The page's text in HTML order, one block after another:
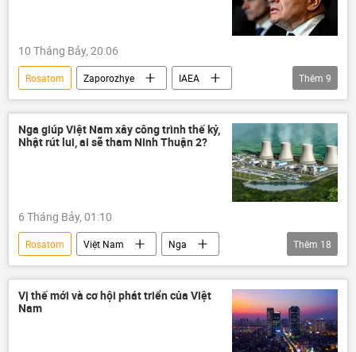
10 Tháng Bảy, 20:06
Rosatom Zaporozhye
IAEA
Kaliningrad
Nga
Thế giới
Ukraina
Bộ Ngoại giao Nga
Bộ Quốc phòng Nga
Quân đội Ukraina
Thêm 9
Nga giúp Việt Nam xây công trình thế kỷ,
Nhật rút lui, ai sẽ tham Ninh Thuận 2?
6 Tháng Bảy, 01:10
Rosatom Việt Nam
Nga
nhà máy điện hạt nhân
Hàn Quốc
Nhật Bản
Petrovietnam
Bộ Công Thương
Công nghiệp
Thêm 18
Vị thế mới và cơ hội phát triển của Việt
Nam